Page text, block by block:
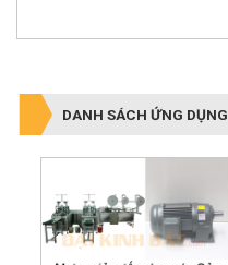
DANH SÁCH ỨNG DỤNG